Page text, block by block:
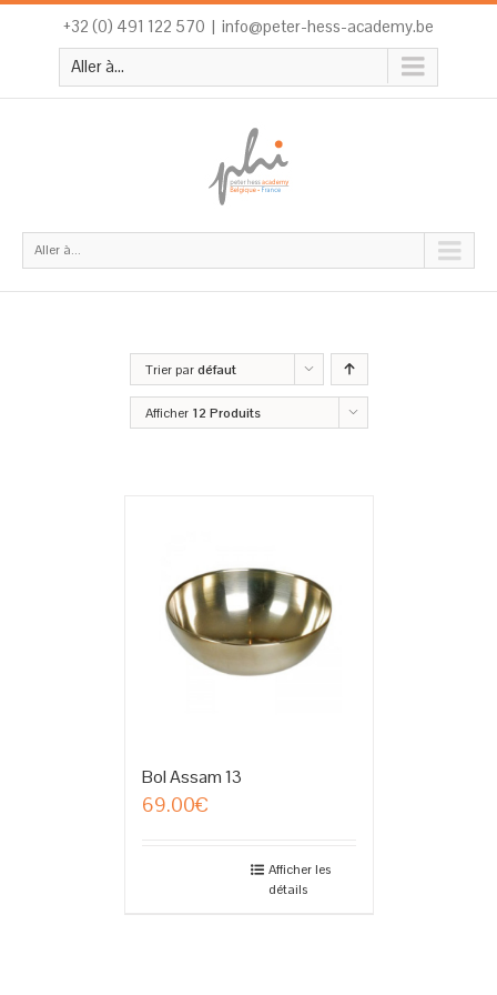
+32 (0) 491 122 570 | info@peter-hess-academy.be
Aller à...
Aller à...
Trier pardéfaut
Afficher 12 Produits
Bol Assam 13
69.00€
Afficher les
détails